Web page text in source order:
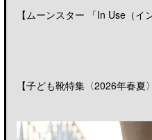
【ムーンスター 「In Use（
【子ども靴特集〈2026年春